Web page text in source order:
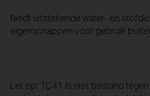
Biedt uitstekende water- en
eigenschappen voor gebruik
Let op: TC41 is niet bestand tegen